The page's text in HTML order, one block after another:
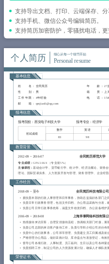
简历教程
登录 / 注册
支持导出文档、打印、云端保存、分
支持手机、微信公众号编辑简历。
支持简历加密防护，零骚扰电话，更
个人简历 细心从每一个细节开始
Personal resume
基本信息
姓 名 ： 全民简历 年 龄 ： 27
性 别 ： 男 籍 贯 ： 上
工作年限 ： 4年经验 电 话 ：
邮 箱 ： qmjianli@qq.com
报考信息
报考院校：西安电子科技大学 报考专业：经济学
初试成绩
数学 英语
83
98
教育背景
2012-09 ~2016-07 全民简历师范大学
专业成绩：GPA 3.66/4 （专业前5%）
主修课程：基础会计学、货币银行学、统计学、经济法概论、财务
理论、国际贸易实务、人力资源开发与管理、财务管理学、企业经
工作经历
2018-09 ~至今 全民简历科技有限公司
拥负责本部的行政人事管理和日常事务，协助总监搞好各部门之
负责日常行政事务管理，包括文件归档、办公用品采购与分发，
负责公司日常行政事务统筹，涵盖文件收发归档、办公设备维护
2016-09 ~2018-08 上海斧掌网络科技有限公
热情接待来访宾客，合理安排接待流程，协调相关部门对接，展
负责公司总部的来访客户接待工作，负责引导和介绍公司的分布
负责中心的行政事务，公司班车管理、负责建立员工归属感及前
严格管理办公用品，做好采购计划、库存盘点与发放登记，有效
督导公司各项行政、人事制度、员工福利、生日以及公司各种宴
负责招聘工作，制定公司的人力资源发展计划，确保人才梯队发
荣誉证书